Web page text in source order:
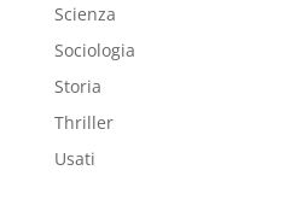
Scienza
Sociologia
Storia
Thriller
Usati